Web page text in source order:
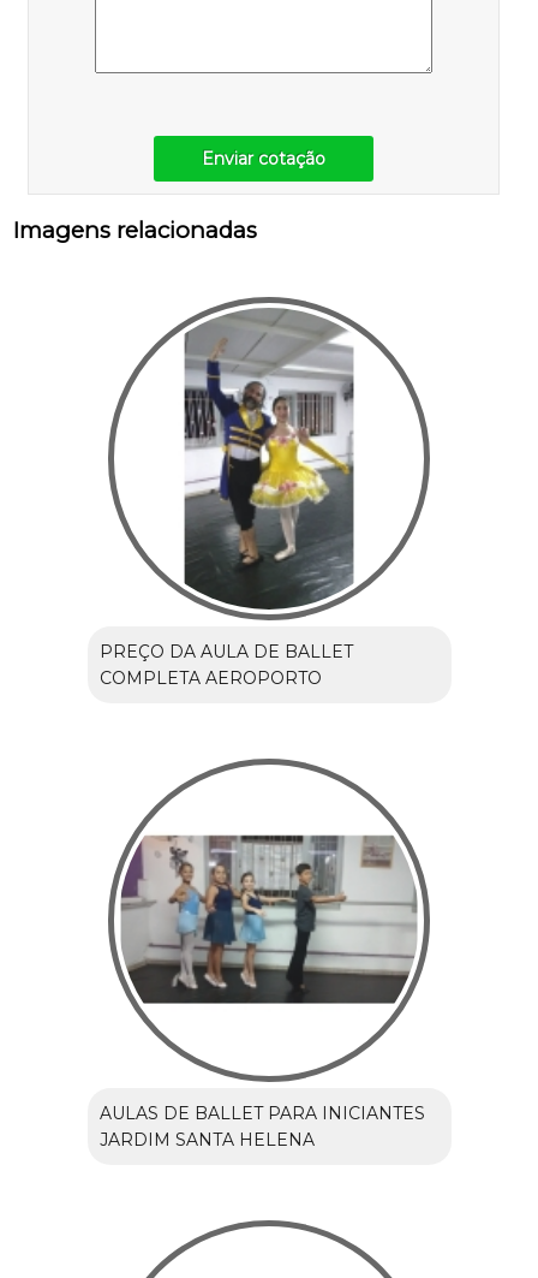
Enviar cotação
Imagens relacionadas
PREÇO DA AULA DE BALLET
COMPLETA AEROPORTO
AULAS DE BALLET PARA INICIANTES
JARDIM SANTA HELENA